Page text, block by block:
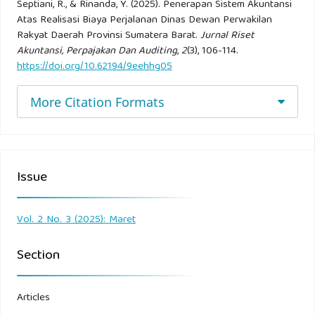
Lestari anakusuma Evi dan Endang Sri, (2018) “ Rancang
bangun sistem Informasi surat perjalanan dinas pada
sekretariat daerah berbasi web”.
Mulyadi, (2016) “ sistem akuntansi perjalanan dinas”. Jakarta:
salemba empat.
Mulyadi, (2016) “ Unsur Pengendalian Internal pengeluaran
kas”. Jakarta: salemba empat.
Qotrunada R (2016) “ Fungsi yang terkait atas biaya
perjalanan dinas” tanggerang banten.
Septiani, R., & Rinanda, Y. (2025). Penerapan Sistem Akuntansi
Atas Realisasi Biaya Perjalanan Dinas Dewan Perwakilan
Rakyat Daerah Provinsi Sumatera Barat.Jurnal Riset
Akuntansi, Perpajakan Dan Auditing,2(3), 106-114.
https://doi.org/10.62194/9eehhg05
More Citation Formats
Issue
Vol. 2 No. 3 (2025): Maret
Section
Articles